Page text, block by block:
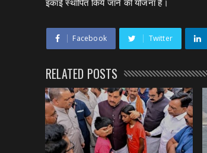
इकाई स्थापित किये जाने की योजना है।
Facebook Twitter
RELATED POSTS